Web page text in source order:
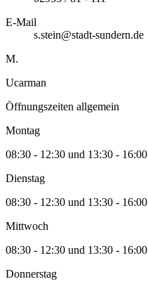
E-Mail
s.stein@stadt-sundern.de
M.
Ucarman
Öffnungszeiten allgemein
Montag
08:30 - 12:30 und 13:30 - 16:00
Dienstag
08:30 - 12:30 und 13:30 - 16:00
Mittwoch
08:30 - 12:30 und 13:30 - 16:00
Donnerstag